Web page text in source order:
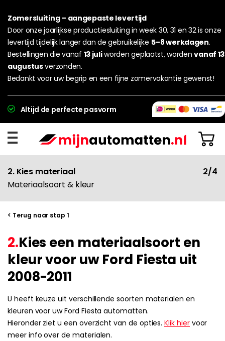
Zomersluiting – aangepaste levertijd
Door onze jaarlijkse productiesluiting in week 30, 31 en 32 is onze
levertijd tijdelijk langer dan de gebruikelijke 5–8 werkdagen.
Bestellingen die vanaf 13 juliworden geplaatst, wordenvanaf 13
augustusverzonden.
Bedankt voor uw begrip en een fijne zomervakantie gewenst!
Altijd de perfecte pasvorm
2. Kies materiaal
Materiaalsoort & kleur
2/4
< Terug naar stap 1
2.Kies een materiaalsoort en
kleur voor uw Ford Fiesta uit
2008-2011
U heeft keuze uit verschillende soorten materialen en
kleuren voor uw Ford Fiesta automatten.
Hieronder ziet u een overzicht van de opties.Klik hiervoor
meer info over de materialen.